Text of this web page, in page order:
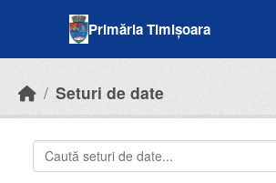
Primăria Timișoara
Seturi de date